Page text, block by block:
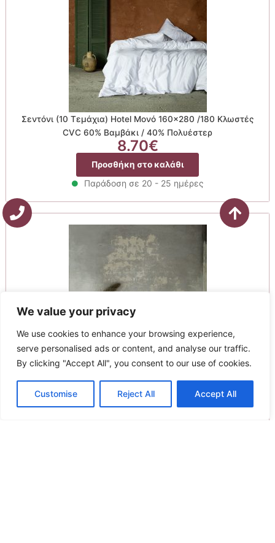
We value your privacy
We use cookies to enhance your browsing experience,
serve personalised ads or content, and analyse our traffic.
By clicking "Accept All", you consent to our use of cookies.
Customise Reject All Accept All
Σεντόνι (10 Τεμάχια) Hotel Μονό 160×280 /180 Κλωστές
CVC 60% Βαμβάκι / 40% Πολυέστερ
8.70€
Προσθήκη στο καλάθι
Παράδοση σε 20 - 25 ημέρες